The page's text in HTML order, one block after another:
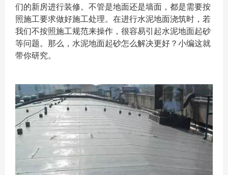
们的新房进行装修。不管是地面还是墙面，都是需要按
照施工要求做好施工处理。在进行水泥地面浇筑时，若
我们不按照施工规范来操作，很容易引起水泥地面起砂
等问题。那么，水泥地面起砂怎么解决更好？小编这就
带你研究。